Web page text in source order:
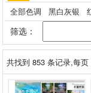
全部色调
黑白灰银
筛选：
共找到 853 条记录,每页